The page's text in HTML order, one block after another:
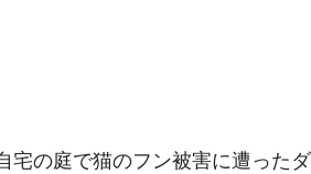
宅の庭で猫のフン被害に遭った